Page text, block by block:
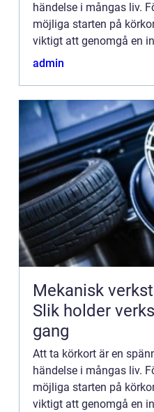
händelse i mångas liv.
möjliga starten på
viktigt att genomgå en
admin
Mekanisk
Slik holder
gang
Att ta körkort är en
händelse i mångas liv.
möjliga starten på
viktigt att genomgå en